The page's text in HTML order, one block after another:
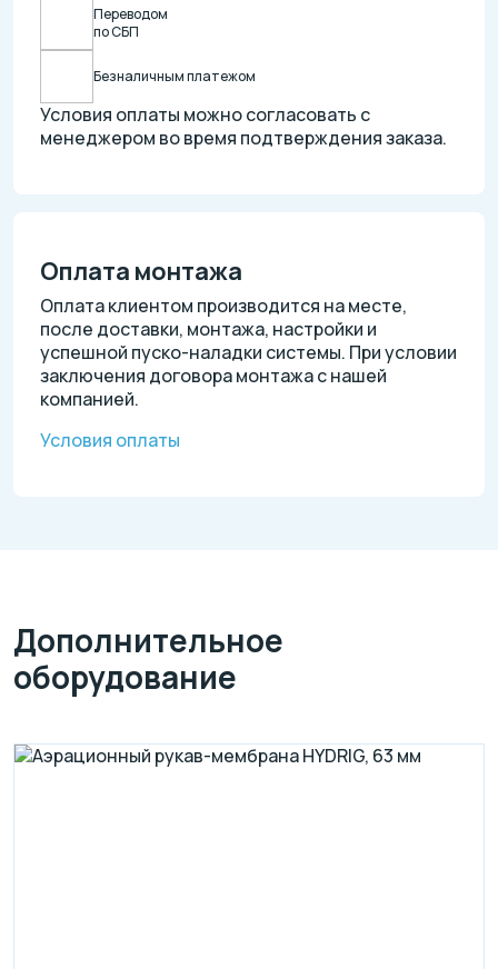
Переводом
по СБП
Безналичным платежом
Условия оплаты можно согласовать с
менеджером во время подтверждения заказа.
Оплата монтажа
Оплата клиентом производится на месте,
после доставки, монтажа, настройки и
успешной пуско-наладки системы. При условии
заключения договора монтажа с нашей
компанией.
Условия оплаты
Дополнительное
оборудование